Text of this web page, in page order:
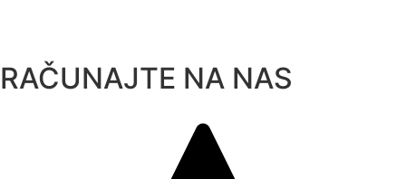
RAČUNAJTE NA NAS